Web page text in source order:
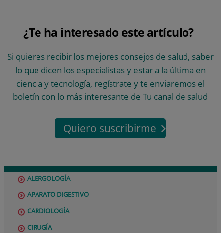
¿Te ha interesado este artículo?
Si quieres recibir los mejores consejos de salud, saber
lo que dicen los especialistas y estar a la última en
ciencia y tecnología, regístrate y te enviaremos el
boletín con lo más interesante de Tu canal de salud
Quiero suscribirme
ALERGOLOGÍA
APARATO DIGESTIVO
CARDIOLOGÍA
CIRUGÍA